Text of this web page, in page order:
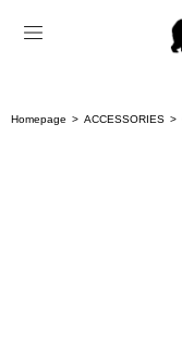
Homepage ACCESSORIES